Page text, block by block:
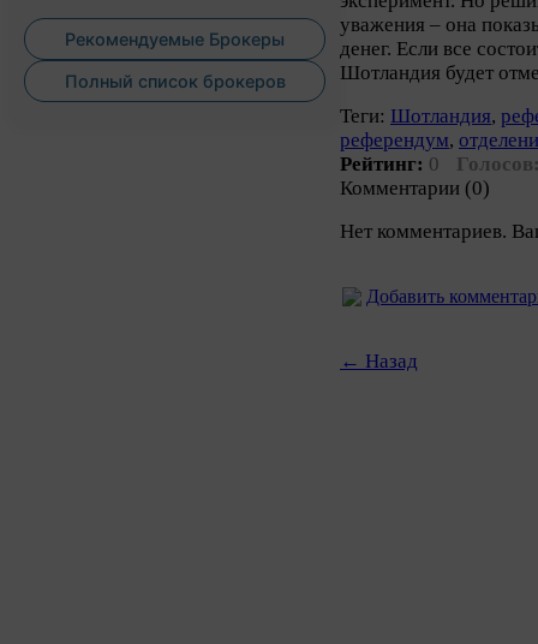
Рекомендуемые Брокеры
Полный список брокеров
уважения – она
денег. Если все
Шотландия будет
Теги: Шотландия,
референдум,
Рейтинг: 0
Комментарии (0)
Нет комментариев.
Добавить
← Назад